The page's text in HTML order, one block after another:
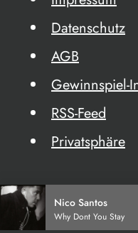
Datenschutz
AGB
Gewinnspiel-
RSS-Feed
Privatsphäre
Nico Santos
Why Dont You Stay